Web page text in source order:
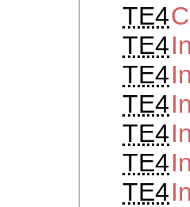
TE4
TE4
TE4
TE4
TE4
TE4
TE4